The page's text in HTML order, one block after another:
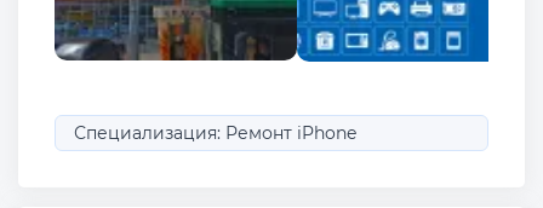
Специализация: Ремонт iPhone